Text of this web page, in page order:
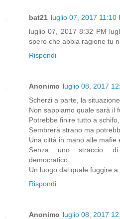
bat21 luglio 07, 2017 11:10
luglio 07, 2017 8:32 PM
spero che abbia ragione tu
Rispondi
Anonimo luglio 08, 2017
Scherzi a parte, la
Non sappiamo quale sarà il
Potrebbe finire tutto a
Sembrerà strano ma
Una città in mano alle mafie
Senza uno straccio di
democratico.
Un luogo dal quale fuggire a
Rispondi
Anonimo luglio 08, 2017